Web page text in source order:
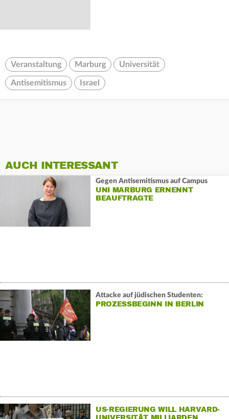
Veranstaltung Marburg Universität
Antisemitismus Israel
AUCH INTERESSANT
Gegen Antisemitismus auf Campus
UNI MARBURG ERNENNT
BEAUFTRAGTE
Attacke auf jüdischen Studenten:
PROZESSBEGINN IN BERLIN
US-REGIERUNG WILL HARVARD-